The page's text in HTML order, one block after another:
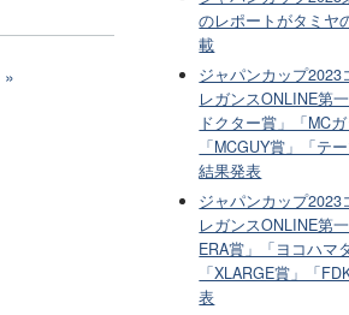
のレポートがタミヤ
載
ジャパンカップ2023
レガンスONLINE第
ドクター賞」「MCガ
「MCGUY賞」「テ
結果発表
ジャパンカップ2023
レガンスONLINE第
ERA賞」「ヨコハマ
「XLARGE賞」「
表